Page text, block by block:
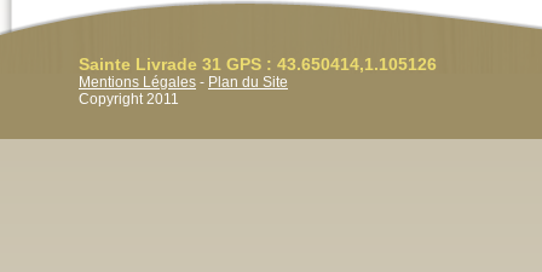
Sainte Livrade 31 GPS : 43.650414,1.105126
Mentions Légales - Plan du Site
Copyright 2011